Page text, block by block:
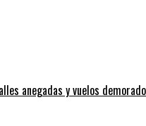
anegadas y vuelos